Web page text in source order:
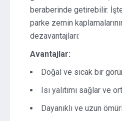
beraberinde getirebilir. İşte
parke zemin
dezavantajları:
Avantajlar:
Doğal ve sıcak bir
Isı yalıtımı sağlar ve
Dayanıklı ve uzun